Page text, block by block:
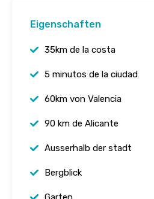
Eigenschaften
35km de la costa
5 minutos de la ciudad
60km von Valencia
90 km de Alicante
Ausserhalb der stadt
Bergblick